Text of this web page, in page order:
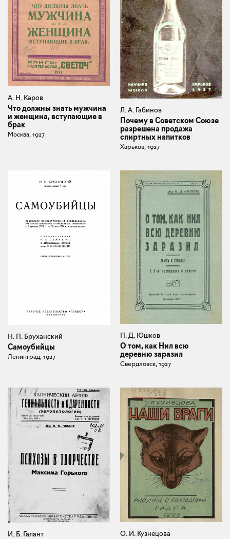
А. Н. Каров
Что должны знать мужчина
и женщина, вступающие в
брак
Москва, 1927
Л. А. Габинов
Почему в Советском Союзе
разрешена продажа
спиртных напитков
Харьков, 1927
Н. П. Бруханский
Самоубийцы
Ленинград, 1927
П. Д. Юшков
О том, как Нил всю
деревню заразил
Свердловск, 1927
И. Б. Галант О. И. Кузнецова